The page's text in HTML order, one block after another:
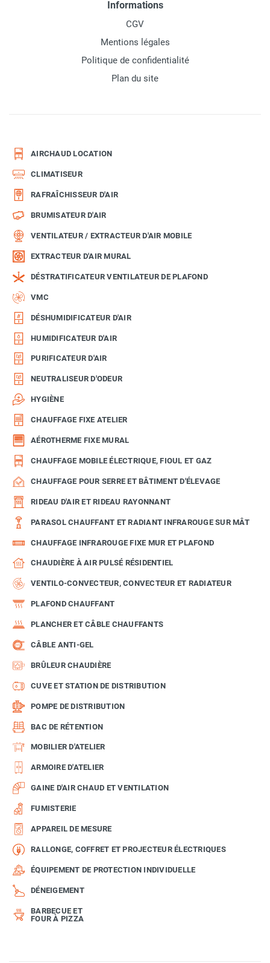
Informations
CGV
Mentions légales
Politique de confidentialité
Plan du site
AIRCHAUD LOCATION
CLIMATISEUR
RAFRAÎCHISSEUR D'AIR
BRUMISATEUR D'AIR
VENTILATEUR / EXTRACTEUR D'AIR MOBILE
EXTRACTEUR D'AIR MURAL
DÉSTRATIFICATEUR VENTILATEUR DE PLAFOND
VMC
DÉSHUMIDIFICATEUR D'AIR
HUMIDIFICATEUR D'AIR
PURIFICATEUR D'AIR
NEUTRALISEUR D'ODEUR
HYGIÈNE
CHAUFFAGE FIXE ATELIER
AÉROTHERME FIXE MURAL
CHAUFFAGE MOBILE ÉLECTRIQUE, FIOUL ET GAZ
CHAUFFAGE POUR SERRE ET BÂTIMENT D'ÉLEVAGE
RIDEAU D'AIR ET RIDEAU RAYONNANT
PARASOL CHAUFFANT ET RADIANT INFRAROUGE SUR MÂT
CHAUFFAGE INFRAROUGE FIXE MUR ET PLAFOND
CHAUDIÈRE À AIR PULSÉ RÉSIDENTIEL
VENTILO-CONVECTEUR, CONVECTEUR ET RADIATEUR
PLAFOND CHAUFFANT
PLANCHER ET CÂBLE CHAUFFANTS
CÂBLE ANTI-GEL
BRÛLEUR CHAUDIÈRE
CUVE ET STATION DE DISTRIBUTION
POMPE DE DISTRIBUTION
BAC DE RÉTENTION
MOBILIER D'ATELIER
ARMOIRE D'ATELIER
GAINE D'AIR CHAUD ET VENTILATION
FUMISTERIE
APPAREIL DE MESURE
RALLONGE, COFFRET ET PROJECTEUR ÉLECTRIQUES
ÉQUIPEMENT DE PROTECTION INDIVIDUELLE
DÉNEIGEMENT
BARBECUE ET
FOUR À PIZZA